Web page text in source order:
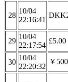
28
10/04
22:16:41
29
10/04
22:17:54
£5.00
30
10/04
22:20:32
￥500